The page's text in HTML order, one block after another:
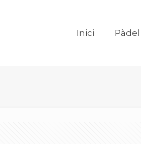
Inici Pàdel